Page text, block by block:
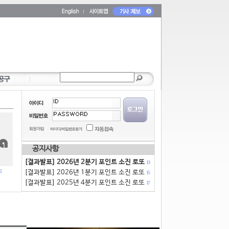
2
공지사항
[결과발표] 2026년 2분기 포인트 소진 로또 13
[결과발표] 2026년 1분기 포인트 소진 로또 15
[결과발표] 2025년 4분기 포인트 소진 로또 17